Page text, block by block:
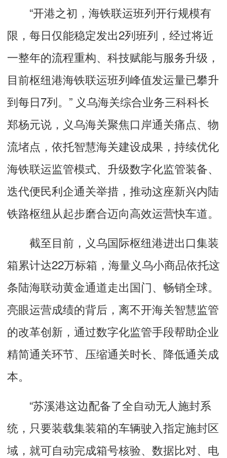
“开港之初，海铁联运班列开行规模有
限，每日仅能稳定发出2列班列，经过将近
一整年的流程重构、科技赋能与服务升级，
目前枢纽港海铁联运班列峰值发运量已攀升
到每日7列。” 义乌海关综合业务三科科长
郑杨元说，义乌海关聚焦口岸通关痛点、物
流堵点，依托智慧海关建设成果，持续优化
海铁联运监管模式、升级数字化监管装备、
迭代便民利企通关举措，推动这座新兴内陆
铁路枢纽从起步磨合迈向高效运营快车道。
截至目前，义乌国际枢纽港进出口集装
箱累计达22万标箱，海量义乌小商品依托这
条陆海联动黄金通道走出国门、畅销全球。
亮眼运营成绩的背后，离不开海关智慧监管
的改革创新，通过数字化监管手段帮助企业
精简通关环节、压缩通关时长、降低通关成
本。
“苏溪港这边配备了全自动无人施封系
统，只要装载集装箱的车辆驶入指定施封区
域，就可自动完成箱号核验、数据比对、电